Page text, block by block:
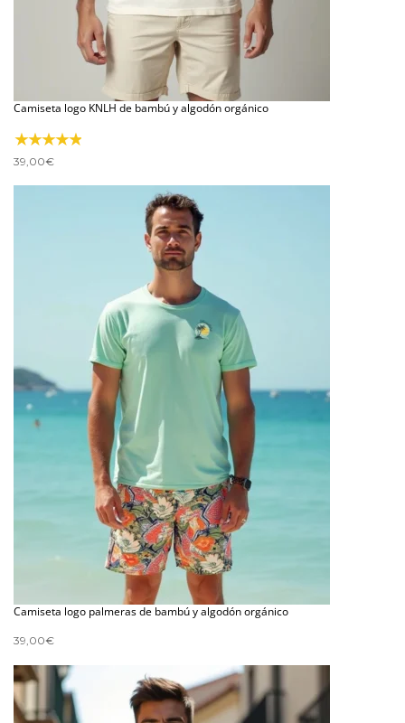
Camiseta logo KNLH de bambú y algodón orgánico
39,00€
Camiseta logo palmeras de bambú y algodón orgánico
39,00€